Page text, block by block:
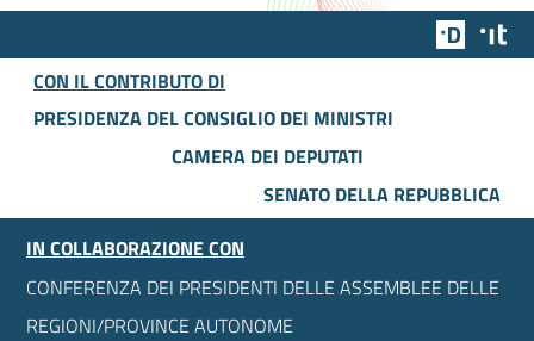
Team
CON IL CONTRIBUTO DI
PRESIDENZA DEL CONSIGLIO DEI MINISTRI
CAMERA DEI DEPUTATI
SENATO DELLA REPUBBLICA
IN COLLABORAZIONE CON
CONFERENZA DEI PRESIDENTI DELLE ASSEMBLEE DELLE
REGIONI/PROVINCE AUTONOME